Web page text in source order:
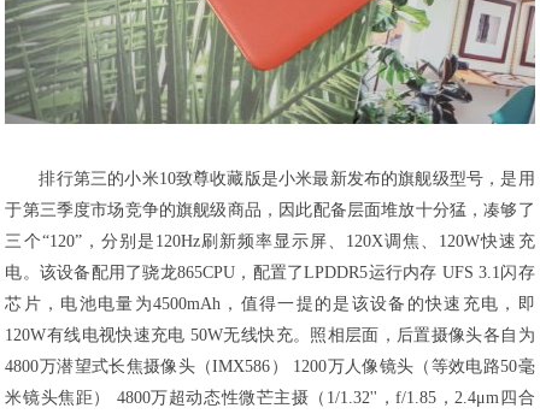
排行第三的小米10致尊收藏版是小米最新发布的旗舰级型号，是用
于第三季度市场竞争的旗舰级商品，因此配备层面堆放十分猛，凑够了
三个“120”，分别是120Hz刷新频率显示屏、120X调焦、120W快速充
电。该设备配用了骁龙865CPU，配置了LPDDR5运行内存 UFS 3.1闪存
芯片，电池电量为4500mAh，值得一提的是该设备的快速充电，即
120W有线电视快速充电 50W无线快充。照相层面，后置摄像头各自为
4800万潜望式长焦摄像头（IMX586） 1200万人像镜头（等效电路50毫
米镜头焦距） 4800万超动态性微芒主摄（1/1.32''，f/1.85，2.4μm四合